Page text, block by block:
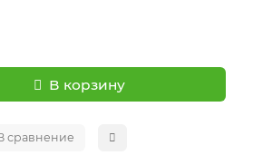
В корзину
сравнение